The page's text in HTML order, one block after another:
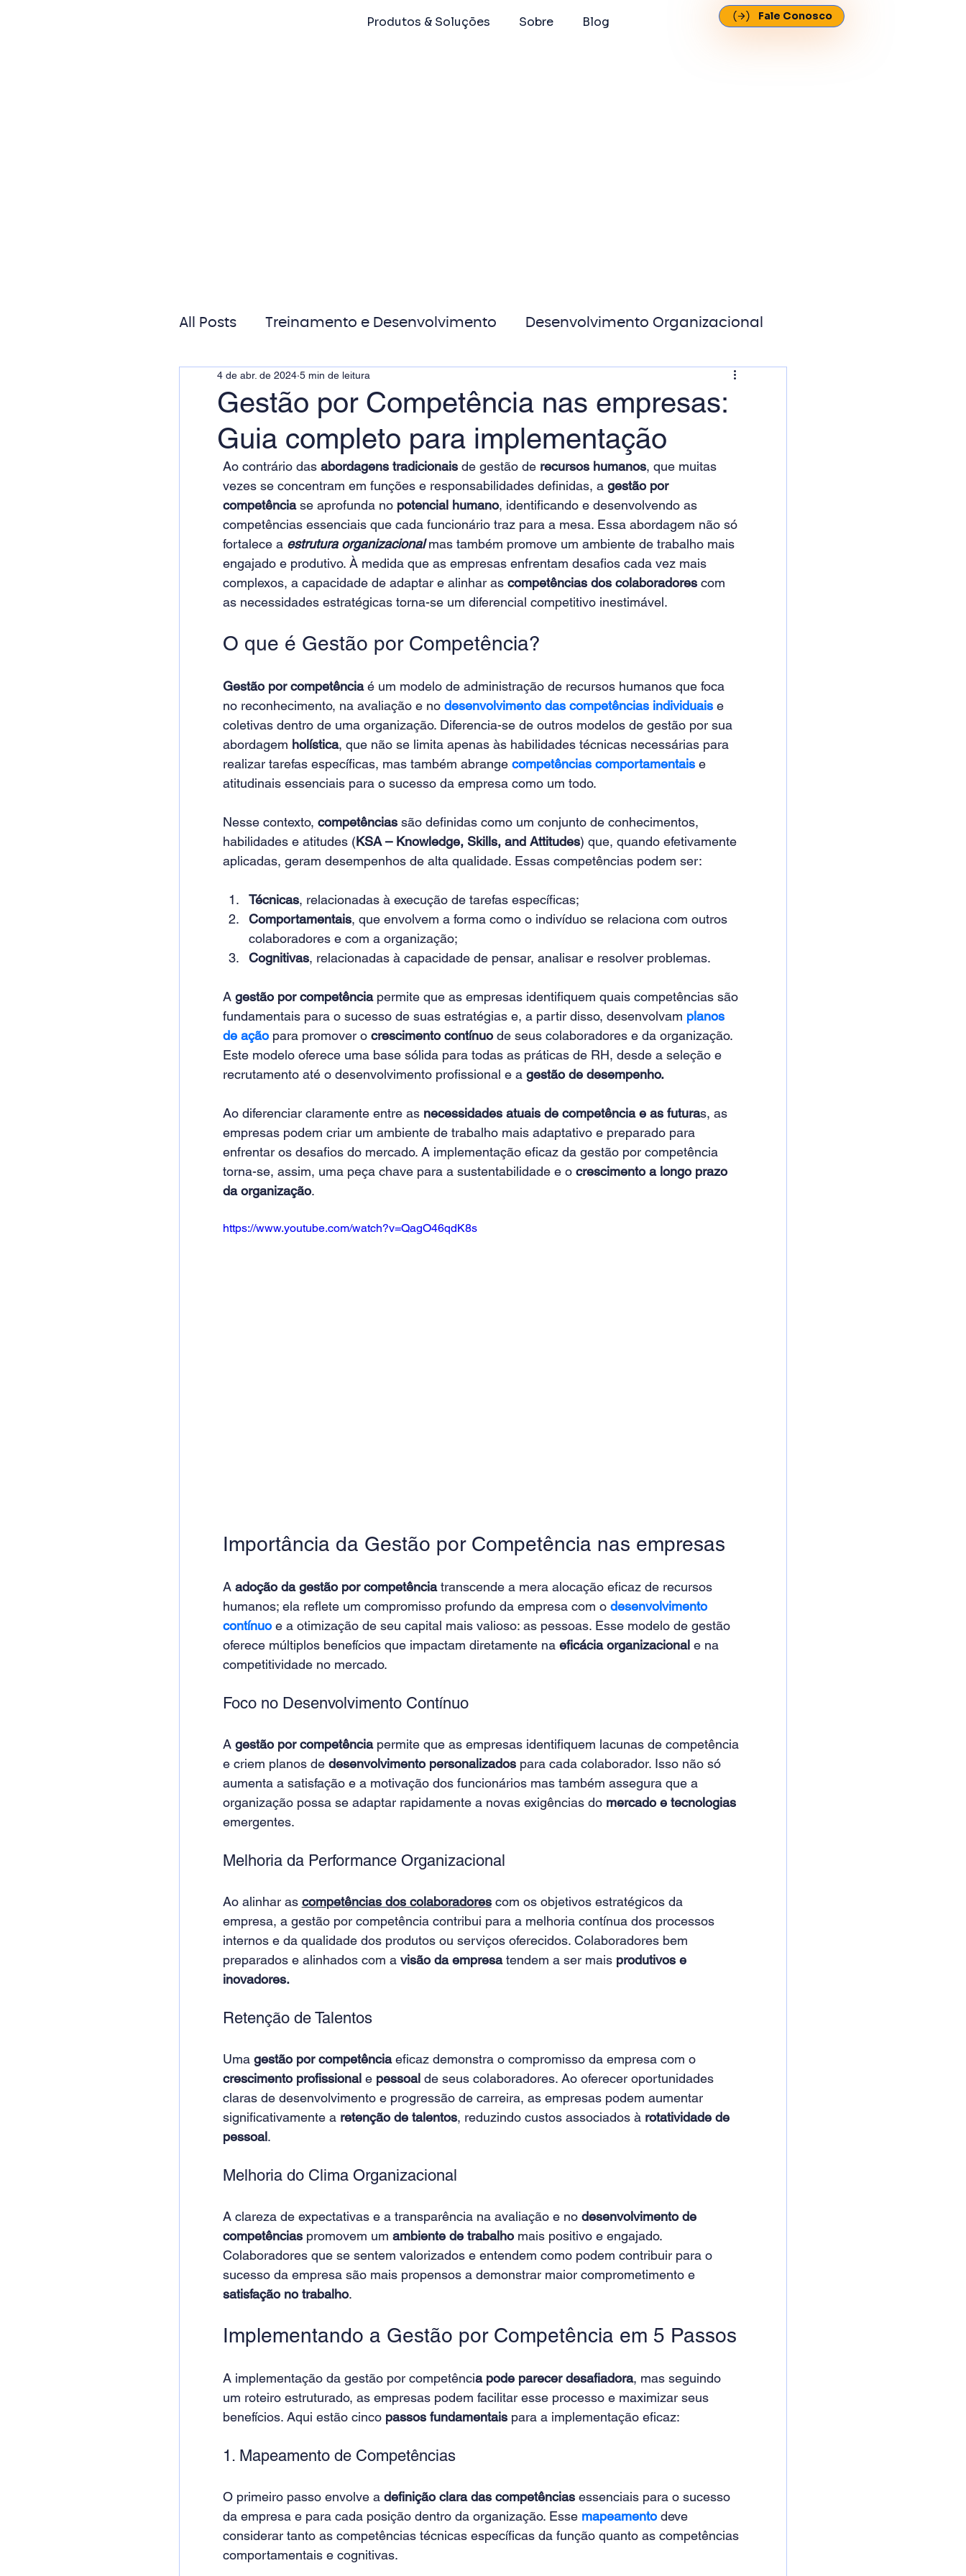
Produtos & Soluções Sobre Blog Fale Conosco
All Posts Treinamento e Desenvolvimento Desenvolvimento Organizacional
Gestão de Pessoas
Responsabilidade Social
Gestão por Competência nas empresas:
Guia completo para implementação
4 de abr. de 2024 5 min de leitura
Ao contrário das abordagens tradicionais de gestão de recursos humanos, que muitas
vezes se concentram em funções e responsabilidades definidas, a gestão por
competência se aprofunda no potencial humano, identificando e desenvolvendo as
competências essenciais que cada funcionário traz para a mesa. Essa abordagem não só
fortalece a estrutura organizacional mas também promove um ambiente de trabalho mais
engajado e produtivo. À medida que as empresas enfrentam desafios cada vez mais
complexos, a capacidade de adaptar e alinhar as competências dos colaboradores com
as necessidades estratégicas torna-se um diferencial competitivo inestimável.
O que é Gestão por Competência?
Gestão por competência é um modelo de administração de recursos humanos que foca
no reconhecimento, na avaliação e no desenvolvimento das competências individuais e
coletivas dentro de uma organização. Diferencia-se de outros modelos de gestão por sua
abordagem holística, que não se limita apenas às habilidades técnicas necessárias para
realizar tarefas específicas, mas também abrange competências comportamentais e
atitudinais essenciais para o sucesso da empresa como um todo.
Nesse contexto, competências são definidas como um conjunto de conhecimentos,
habilidades e atitudes (KSA – Knowledge, Skills, and Attitudes) que, quando efetivamente
aplicadas, geram desempenhos de alta qualidade. Essas competências podem ser:
Técnicas, relacionadas à execução de tarefas específicas;
Comportamentais, que envolvem a forma como o indivíduo se relaciona com outros
colaboradores e com a organização;
Cognitivas, relacionadas à capacidade de pensar, analisar e resolver problemas.
A gestão por competência permite que as empresas identifiquem quais competências são
fundamentais para o sucesso de suas estratégias e, a partir disso, desenvolvam planos
de ação para promover o crescimento contínuo de seus colaboradores e da organização.
Este modelo oferece uma base sólida para todas as práticas de RH, desde a seleção e
recrutamento até o desenvolvimento profissional e a gestão de desempenho.
Ao diferenciar claramente entre as necessidades atuais de competência e as futuras, as
empresas podem criar um ambiente de trabalho mais adaptativo e preparado para
enfrentar os desafios do mercado. A implementação eficaz da gestão por competência
torna-se, assim, uma peça chave para a sustentabilidade e o crescimento a longo prazo
da organização.
https://www.youtube.com/watch?v=QagO46qdK8s
Importância da Gestão por Competência nas empresas
A adoção da gestão por competência transcende a mera alocação eficaz de recursos
humanos; ela reflete um compromisso profundo da empresa com o desenvolvimento
contínuo e a otimização de seu capital mais valioso: as pessoas. Esse modelo de gestão
oferece múltiplos benefícios que impactam diretamente na eficácia organizacional e na
competitividade no mercado.
Foco no Desenvolvimento Contínuo
A gestão por competência permite que as empresas identifiquem lacunas de competência
e criem planos de desenvolvimento personalizados para cada colaborador. Isso não só
aumenta a satisfação e a motivação dos funcionários mas também assegura que a
organização possa se adaptar rapidamente a novas exigências do mercado e tecnologias
emergentes.
Melhoria da Performance Organizacional
Ao alinhar as competências dos colaboradores com os objetivos estratégicos da
empresa, a gestão por competência contribui para a melhoria contínua dos processos
internos e da qualidade dos produtos ou serviços oferecidos. Colaboradores bem
preparados e alinhados com a visão da empresa tendem a ser mais produtivos e
inovadores.
Retenção de Talentos
Uma gestão por competência eficaz demonstra o compromisso da empresa com o
crescimento profissional e pessoal de seus colaboradores. Ao oferecer oportunidades
claras de desenvolvimento e progressão de carreira, as empresas podem aumentar
significativamente a retenção de talentos, reduzindo custos associados à rotatividade de
pessoal.
Melhoria do Clima Organizacional
A clareza de expectativas e a transparência na avaliação e no desenvolvimento de
competências promovem um ambiente de trabalho mais positivo e engajado.
Colaboradores que se sentem valorizados e entendem como podem contribuir para o
sucesso da empresa são mais propensos a demonstrar maior comprometimento e
satisfação no trabalho.
Implementando a Gestão por Competência em 5 Passos
A implementação da gestão por competência pode parecer desafiadora, mas seguindo
um roteiro estruturado, as empresas podem facilitar esse processo e maximizar seus
benefícios. Aqui estão cinco passos fundamentais para a implementação eficaz:
1. Mapeamento de Competências
O primeiro passo envolve a definição clara das competências essenciais para o sucesso
da empresa e para cada posição dentro da organização. Esse mapeamento deve
considerar tanto as competências técnicas específicas da função quanto as competências
comportamentais e cognitivas.